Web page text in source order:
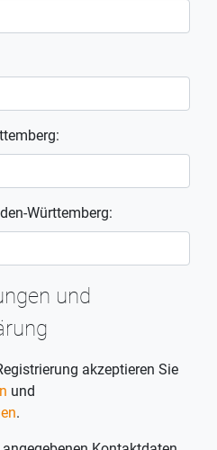
Württemberg:
und
akzeptieren Sie
und
.